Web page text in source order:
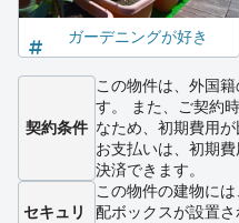
ガーデニングが好き
契約条件
この物件は、外国
す。 また、ご契約
なため、初期費用が
お支払いは、初期
決済できます。
セキュリ
この物件の建物に
配ボックスが設置